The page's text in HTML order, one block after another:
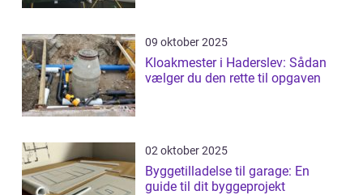
09 oktober 2025
Kloakmester i Haderslev: Sådan
vælger du den rette til opgaven
02 oktober 2025
Byggetilladelse til garage: En
guide til dit byggeprojekt